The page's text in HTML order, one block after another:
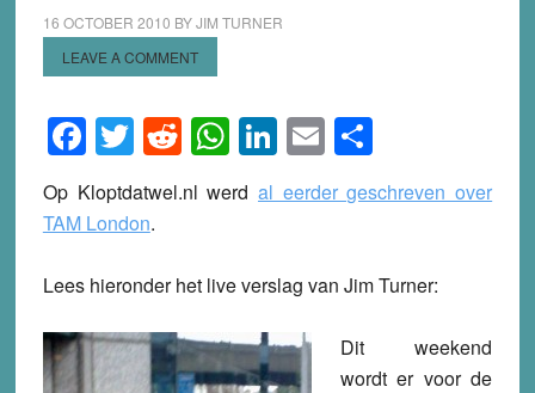
16 OCTOBER 2010 BYJIM TURNER
LEAVE A COMMENT
Facebook
Twitter
Reddit
WhatsApp
LinkedIn
EmailShare
Op Kloptdatwel.nl werd al eerder geschreven over
TAM London.
Lees hieronder het live verslag van Jim Turner:
Dit weekend
wordt er voor de